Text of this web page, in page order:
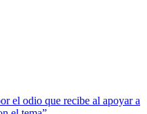
el odio que recibe al apoyar a